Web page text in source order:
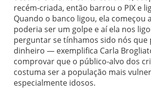
recém-criada, então barrou o PIX e
Quando o banco ligou, ela começou
poderia ser um golpe e aí ela nos
perguntar se tínhamos sido nós que
dinheiro — exemplifica Carla
comprovar que o público-alvo dos
costuma ser a população mais
especialmente idosos.